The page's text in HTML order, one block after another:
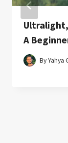
A
ByYahya